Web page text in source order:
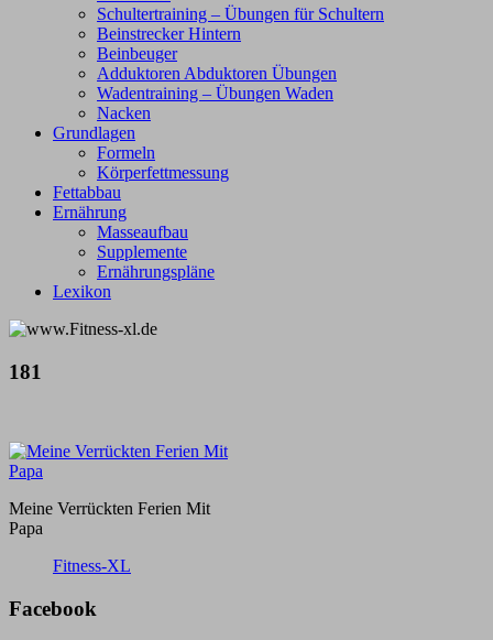
Schultertraining – Übungen für Schultern
Beinstrecker Hintern
Beinbeuger
Adduktoren Abduktoren Übungen
Wadentraining – Übungen Waden
Nacken
Grundlagen
Formeln
Körperfettmessung
Fettabbau
Ernährung
Masseaufbau
Supplemente
Ernährungspläne
Lexikon
181
Meine Verrückten Ferien Mit
Papa
Fitness-XL
Facebook